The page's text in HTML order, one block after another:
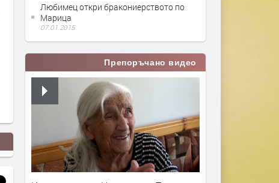
Любимец откри бракониерството по
Марица
07.01.2015
Препоръчано видео